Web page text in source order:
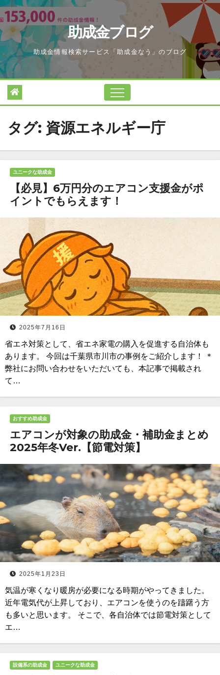
Skip
to
content
助成金ブログ
助成金情報検索サービス「助成金なう」のブログ
タグ: 資源エネルギー庁
ユニークな助成金
【必見】6万円分のエアコン支援金がポ
イントでもらえます！
2025年7月16日
省エネ対策として、省エネ家電の購入を促進する自治体も
あります。 今回は千葉県市川市の事例をご紹介します！ ＊
弊社にお問い合わせをいただいても、本記事で掲載され
て…
おすすめ助成金
エアコンが対象の助成金・補助金まとめ
2025年冬Ver.【節電対策】
2025年1月23日
気温が寒くなり暖房が必要になる時期がやってきました。
近年電気代が上昇しており、エアコンを使うのを躊躇う方
も多いと思います。 そこで、各自治体では節電対策として
エ…
設備系の助成金 ユニークな助成金